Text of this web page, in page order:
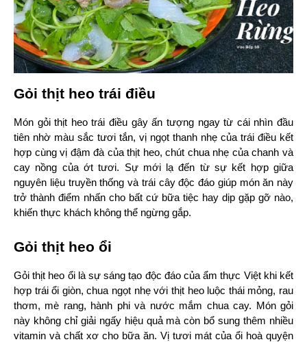
Gỏi thịt heo trái điều
Món gỏi thịt heo trái điều gây ấn tượng ngay từ cái nhìn đầu
tiên nhờ màu sắc tươi tắn, vị ngọt thanh nhẹ của trái điều kết
hợp cùng vị đậm đà của thịt heo, chút chua nhẹ của chanh và
cay nồng của ớt tươi. Sự mới lạ đến từ sự kết hợp giữa
nguyên liệu truyền thống và trái cây độc đáo giúp món ăn này
trở thành điểm nhấn cho bất cứ bữa tiệc hay dịp gặp gỡ nào,
khiến thực khách không thể ngừng gắp.
Gỏi thịt heo ổi
Gỏi thịt heo ổi là sự sáng tạo độc đáo của ẩm thực Việt khi kết
hợp trái ổi giòn, chua ngọt nhẹ với thịt heo luộc thái mỏng, rau
thơm, mè rang, hành phi và nước mắm chua cay. Món gỏi
này không chỉ giải ngấy hiệu quả mà còn bổ sung thêm nhiều
vitamin và chất xơ cho bữa ăn. Vị tươi mát của ổi hoà quyện